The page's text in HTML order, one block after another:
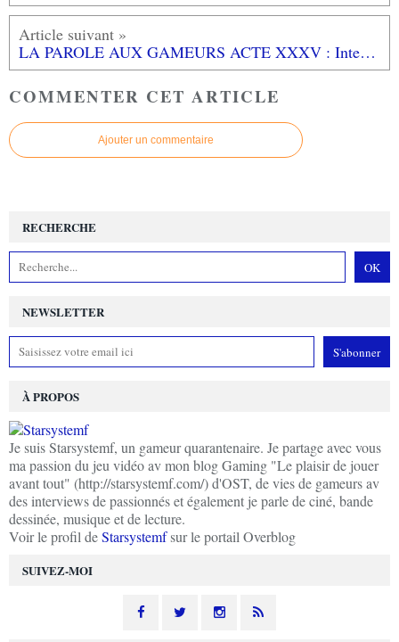
LA PAROLE AUX GAMEURS ACTE XXXV : Interview de SAIBAT
COMMENTER CET ARTICLE
Ajouter un commentaire
NEWSLETTER
SUIVEZ-MOI
RECHERCHE
À PROPOS
Je suis Starsystemf, un gameur quarantenaire. Je partage avec vous
ma passion du jeu vidéo av mon blog Gaming "Le plaisir de jouer
avant tout" (http://starsystemf.com/) d'OST, de vies de gameurs av
des interviews de passionnés et également je parle de ciné, bande
dessinée, musique et de lecture.
Voir le profil deStarsystemfsur le portail Overblog